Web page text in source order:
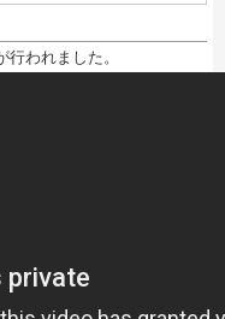
われました。